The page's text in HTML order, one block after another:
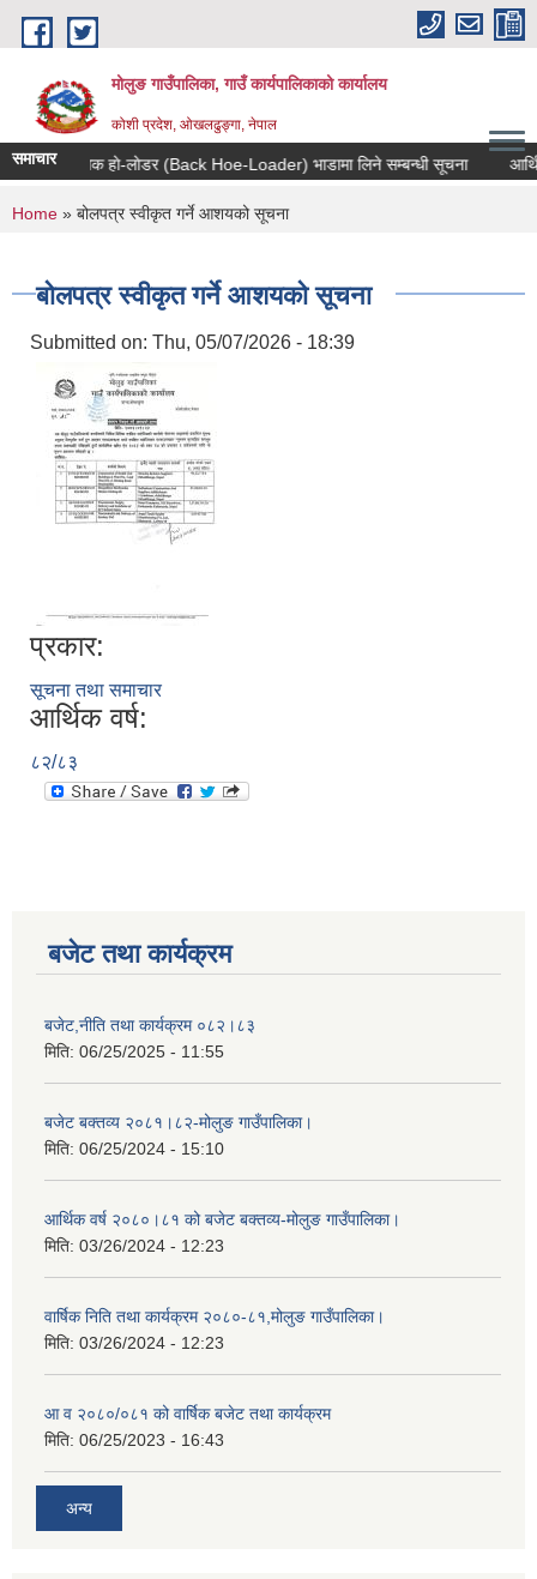
Skip to main content
मोलुङ गाउँपालिका, गाउँ कार्यपालिकाको कार्यालय
कोशी प्रदेश, ओखलढुङ्गा, नेपाल
समाचारब्याक हाे-लाेडर (Back Hoe-Loader) भाडामा लिने सम्बन्धी सूचना आर्थिक
You are here
Home » बोलपत्र स्वीकृत गर्ने आशयको सूचना
बोलपत्र स्वीकृत गर्ने आशयको सूचना
Submitted on: Thu, 05/07/2026 - 18:39
प्रकार:
सूचना तथा समाचार
आर्थिक वर्ष:
८२/८३
बजेट तथा कार्यक्रम
बजेट,नीति तथा कार्यक्रम ०८२।८३
मिति: 06/25/2025 - 11:55
बजेट बक्तव्य २०८१।८२-मोलुङ गाउँपालिका।
मिति: 06/25/2024 - 15:10
आर्थिक वर्ष २०८०।८१ को बजेट बक्तव्य-मोलुङ गाउँपालिका।
मिति: 03/26/2024 - 12:23
वार्षिक निति तथा कार्यक्रम २०८०-८१,मोलुङ गाउँपालिका।
मिति: 03/26/2024 - 12:23
आ व २०८०/०८१ को वार्षिक बजेट तथा कार्यक्रम
मिति: 06/25/2023 - 16:43
अन्य